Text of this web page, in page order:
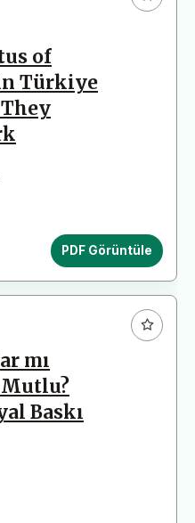
of
Türkiye
PDF Görüntüle
mı
Baskı